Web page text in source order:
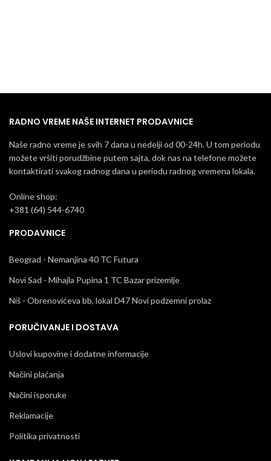
RADNO VREME NAŠE INTERNET PRODAVNICE
Naše radno vreme je svih 7 dana u nedelji od 00-24h. U tom periodu
možete vršiti porudžbine putem sajta, dok nas na telefone možete
kontaktirati svakog radnog dana u periodu radnog vremena lokala.
Online shop:
+381 (64) 544-6740
PRODAVNICE
Beograd - Nemanjina 40 TC Futura
Novi Sad - Mihajla Pupina 1 TC Bazar prizemlje
Niš - Obrenovićeva bb, lokal D47 Novi podzemni prolaz
PORUČIVANJE I DOSTAVA
Uslovi kupovine i dodatne informacije
Načini plaćanja
Načini isporuke
Reklamacije
Politika privatnosti